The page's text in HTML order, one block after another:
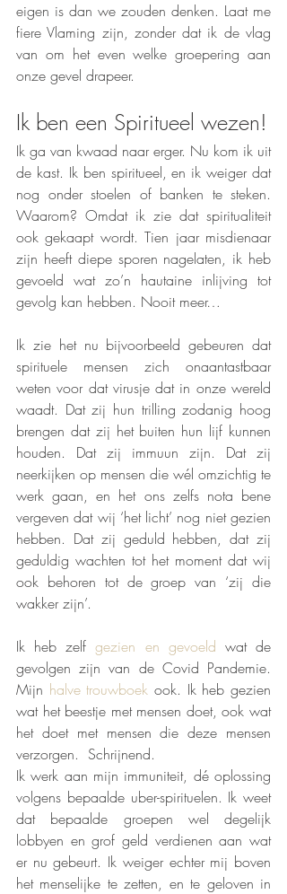
eigen is dan we zouden denken. Laat me
fiere Vlaming zijn, zonder dat ik de vlag
van om het even welke groepering aan
onze gevel drapeer.
Ik ben een Spiritueel wezen!
Ik ga van kwaad naar erger. Nu kom ik uit
de kast. Ik ben spiritueel, en ik weiger dat
nog onder stoelen of banken te steken.
Waarom? Omdat ik zie dat spiritualiteit
ook gekaapt wordt. Tien jaar misdienaar
zijn heeft diepe sporen nagelaten, ik heb
gevoeld wat zo’n hautaine inlijving tot
gevolg kan hebben. Nooit meer…
Ik zie het nu bijvoorbeeld gebeuren dat
spirituele mensen zich onaantastbaar
weten voor dat virusje dat in onze wereld
waadt. Dat zij hun trilling zodanig hoog
brengen dat zij het buiten hun lijf kunnen
houden. Dat zij immuun zijn. Dat zij
neerkijken op mensen die wél omzichtig te
werk gaan, en het ons zelfs nota bene
vergeven dat wij ‘het licht’ nog niet gezien
hebben. Dat zij geduld hebben, dat zij
geduldig wachten tot het moment dat wij
ook behoren tot de groep van ‘zij die
wakker zijn’.
Ik heb zelf gezien en gevoeld wat de
gevolgen zijn van de Covid Pandemie.
Mijn halve trouwboek ook. Ik heb gezien
wat het beestje met mensen doet, ook wat
het doet met mensen die deze mensen
verzorgen.  Schrijnend.
Ik werk aan mijn immuniteit, dé oplossing
volgens bepaalde uber-spirituelen. Ik weet
dat bepaalde groepen wel degelijk
lobbyen en grof geld verdienen aan wat
er nu gebeurt. Ik weiger echter mij boven